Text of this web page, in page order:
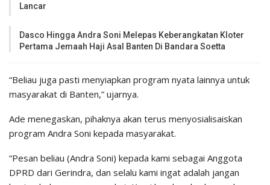
Lancar
Dasco Hingga Andra Soni Melepas Keberangkatan Kloter
Pertama Jemaah Haji Asal Banten Di Bandara Soetta
“Beliau juga pasti menyiapkan program nyata lainnya untuk
masyarakat di Banten,” ujarnya.
Ade menegaskan, pihaknya akan terus menyosialisaiskan
program Andra Soni kepada masyarakat.
“Pesan beliau (Andra Soni) kepada kami sebagai Anggota
DPRD dari Gerindra, dan selalu kami ingat adalah jangan